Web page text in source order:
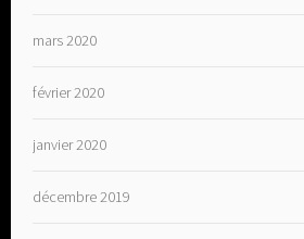
mars 2020
février 2020
janvier 2020
décembre 2019